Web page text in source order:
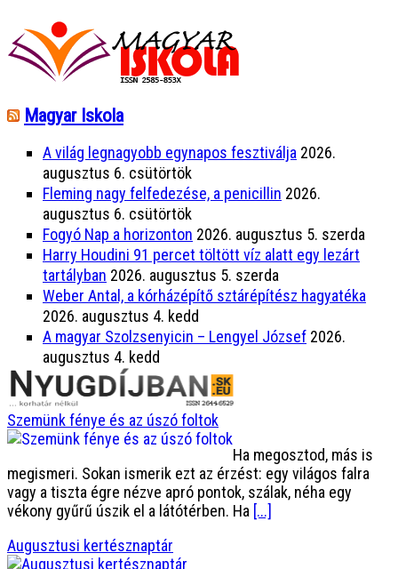
Magyar Iskola
A világ legnagyobb egynapos fesztiválja 2026.
augusztus 6. csütörtök
Fleming nagy felfedezése, a penicillin 2026.
augusztus 6. csütörtök
Fogyó Nap a horizonton 2026. augusztus 5. szerda
Harry Houdini 91 percet töltött víz alatt egy lezárt
tartályban 2026. augusztus 5. szerda
Weber Antal, a kórházépítő sztárépítész hagyatéka
2026. augusztus 4. kedd
A magyar Szolzsenyicin – Lengyel József 2026.
augusztus 4. kedd
Szemünk fénye és az úszó foltok
Ha megosztod, más is
megismeri. Sokan ismerik ezt az érzést: egy világos falra
vagy a tiszta égre nézve apró pontok, szálak, néha egy
vékony gyűrű úszik el a látótérben. Ha [...]
Augusztusi kertésznaptár